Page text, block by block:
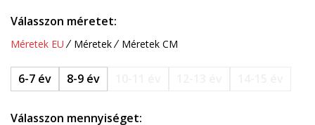
Válasszon méretet:
Méretek EU Méretek Méretek CM
6-7 év 8-9 év
Válasszon mennyiséget: